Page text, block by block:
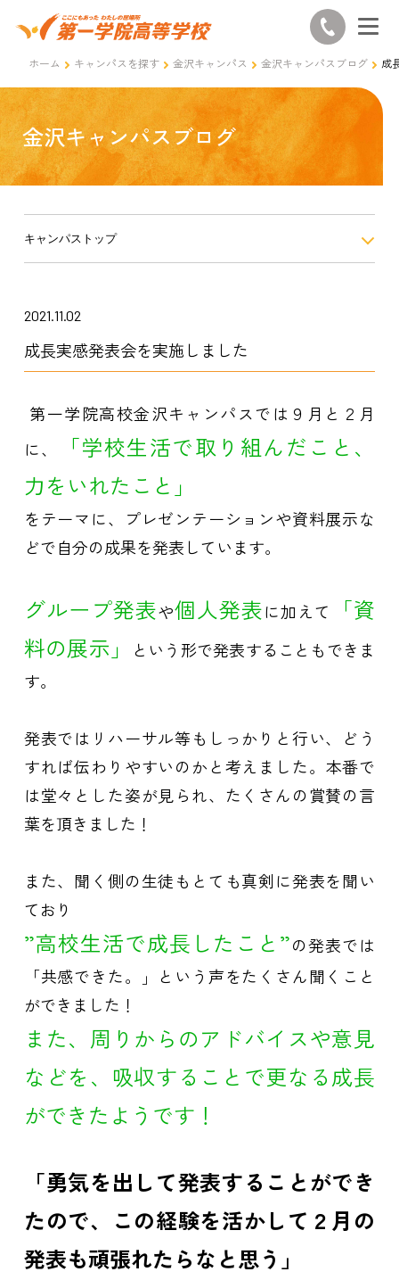
ホーム キャンパスを探す 金沢キャンパス 金沢キャンパスブログ 成
金沢キャンパスブログ
キャンパストップ
2021.11.02
成長実感発表会を実施しました
第一学院高校金沢キャンパスでは９月と２月
に、
「学校生活で取り組んだこと、
力をいれたこと」
をテーマに、プレゼンテーションや資料展示な
どで自分の成果を発表しています。
グループ発表や個人発表に加えて
「資
料の展示」
という形で発表することもできま
す。
発表ではリハーサル等もしっかりと行い、どう
すれば伝わりやすいのかと考えました。 本番で
は堂々とした姿が見られ、たくさんの賞賛の言
葉を頂きました！
また、聞く側の生徒もとても真剣に発表を聞い
ており
”高校生活で成長したこと”の発表では
「共感できた。」という声をたくさん聞くこと
ができました！
また、周りからのアドバイスや意見
などを、吸収することで更なる成長
ができたようです！
「勇気を出して発表することができ
たので、この経験を活かして２月の
発表も頑張れたらなと思う」